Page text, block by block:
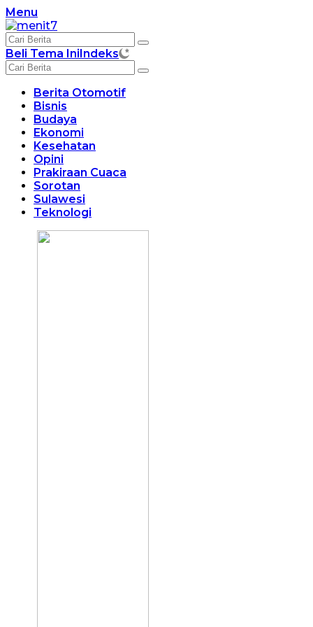
Langsung
ke
konten
Menu
Beli Tema IniIndeks
Berita Otomotif
Bisnis
Budaya
Ekonomi
Kesehatan
Opini
Prakiraan Cuaca
Sorotan
Sulawesi
Teknologi